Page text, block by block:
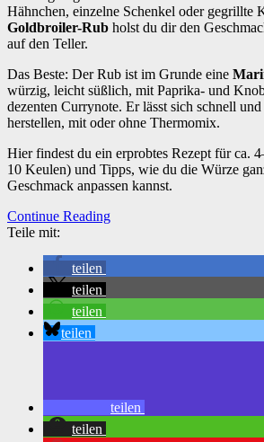
Hähnchen, einzelne Schenkel oder gegrillte
Goldbroiler-Rub holst du dir den
auf den Teller.
Das Beste: Der Rub ist im Grunde eine
würzig, leicht süßlich, mit Paprika- und
dezenten Currynote. Er lässt sich schnell
herstellen, mit oder ohne Thermomix.
Hier findest du ein erprobtes Rezept für ca.
10 Keulen) und Tipps, wie du die Würze
Geschmack anpassen kannst.
Continue Reading
Teile mit:
teilen
teilen
teilen
teilen
teilen
teilen